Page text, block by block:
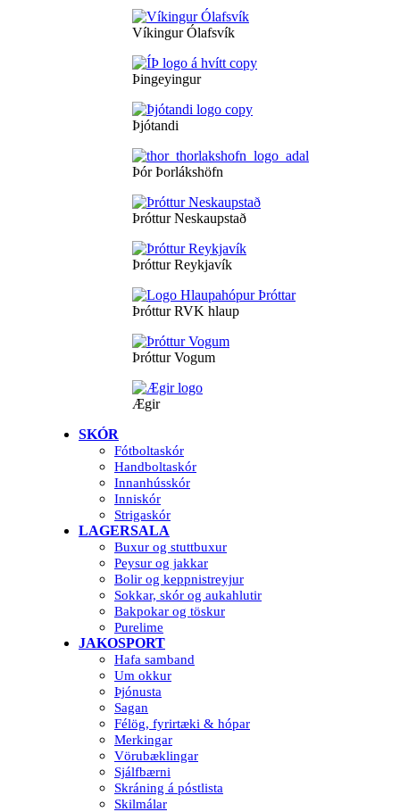
Víkingur Ólafsvík
Þingeyingur
Þjótandi
Þór Þorlákshöfn
Þróttur Neskaupstað
Þróttur Reykjavík
Þróttur RVK hlaup
Þróttur Vogum
Ægir
SKÓR
Fótboltaskór
Handboltaskór
Innanhússkór
Inniskór
Strigaskór
LAGERSALA
Buxur og stuttbuxur
Peysur og jakkar
Bolir og keppnistreyjur
Sokkar, skór og aukahlutir
Bakpokar og töskur
Purelime
JAKOSPORT
Hafa samband
Um okkur
Þjónusta
Sagan
Félög, fyrirtæki & hópar
Merkingar
Vörubæklingar
Sjálfbærni
Skráning á póstlista
Skilmálar